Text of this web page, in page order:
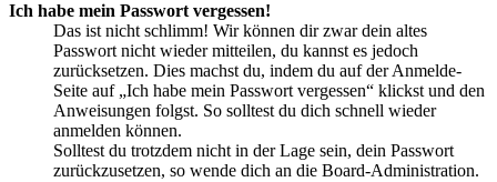
Ich habe mein Passwort vergessen!
Das ist nicht schlimm! Wir können dir zwar dein altes
Passwort nicht wieder mitteilen, du kannst es jedoch
zurücksetzen. Dies machst du, indem du auf der Anmelde-
Seite auf „Ich habe mein Passwort vergessen“ klickst und den
Anweisungen folgst. So solltest du dich schnell wieder
anmelden können.
Solltest du trotzdem nicht in der Lage sein, dein Passwort
zurückzusetzen, so wende dich an die Board-Administration.